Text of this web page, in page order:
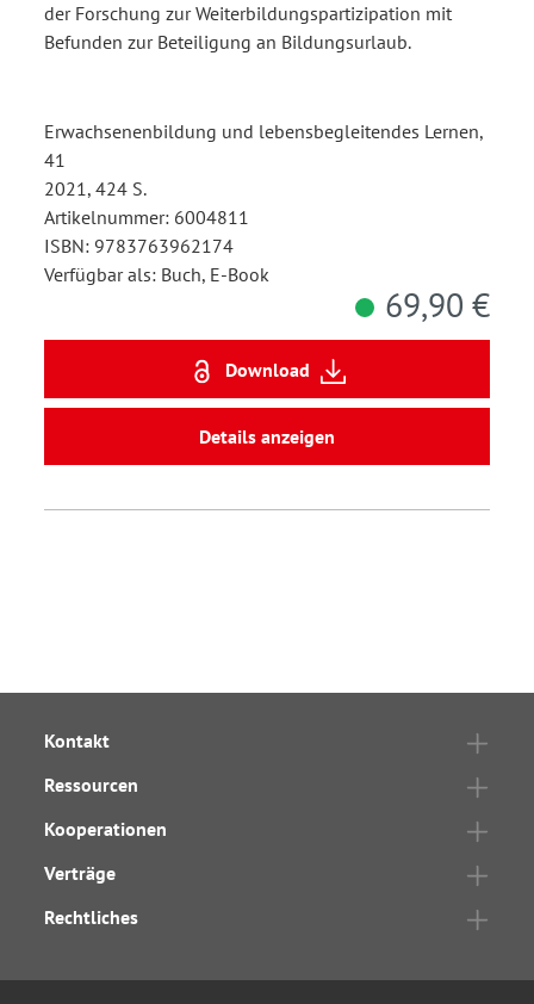
der Forschung zur Weiterbildungspartizipation mit
Befunden zur Beteiligung an Bildungsurlaub.
Erwachsenenbildung und lebensbegleitendes Lernen,
41
2021, 424 S.
Artikelnummer: 6004811
ISBN: 9783763962174
Verfügbar als: Buch, E-Book
69,90 €
Download
Details anzeigen
Kontakt
Ressourcen
Kooperationen
Verträge
Rechtliches